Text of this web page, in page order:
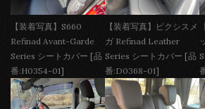
【装着写真】S660
Refinad Avant-Garde
Series シートカバー [品
番:H0354-01]
【装着写真】ピクシスメ
ガ Refinad Leather
Series シートカバー [品
番:D0368-01]